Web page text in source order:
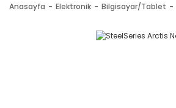
Anasayfa Elektronik Bilgisayar/Tablet